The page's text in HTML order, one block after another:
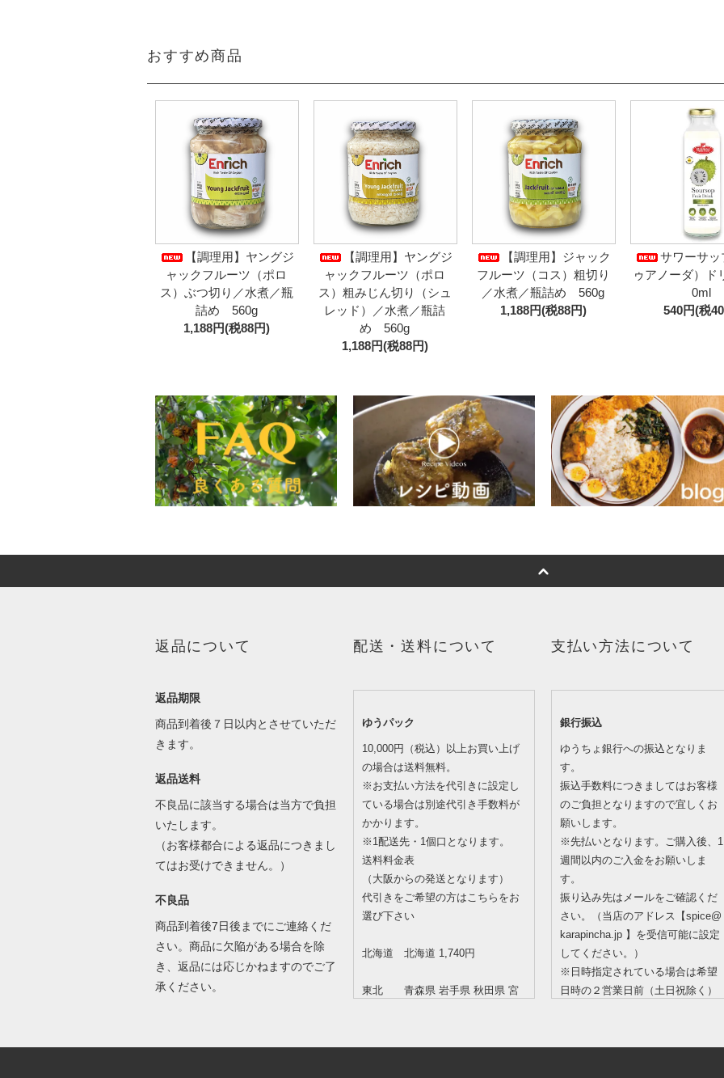
おすすめ商品
【調理用】ヤングジ
ャックフルーツ（ポロ
ス）ぶつ切り／水煮／瓶
詰め 560g
1,188円(税88円)
【調理用】ヤングジ
ャックフルーツ（ポロ
ス）粗みじん切り（シュ
レッド）／水煮／瓶詰
め 560g
1,188円(税88円)
【調理用】ジャック
フルーツ（コス）粗切り
／水煮／瓶詰め 560g
1,188円(税88円)
サワーサッ
ゥアノーダ）ド
0ml
540円(税
返品について
返品期限
商品到着後７日以内とさせていただ
きます。
返品送料
不良品に該当する場合は当方で負担
いたします。
（お客様都合による返品につきまし
てはお受けできません。）
不良品
商品到着後7日後までにご連絡くだ
さい。商品に欠陥がある場合を除
き、返品には応じかねますのでご了
承ください。
配送・送料について
ゆうパック
10,000円（税込）以上お買い上げ
の場合は送料無料。
※お支払い方法を代引きに設定し
ている場合は別途代引き手数料が
かかります。
※1配送先・1個口となります。
送料料金表
（大阪からの発送となります）
代引きをご希望の方はこちらをお
選び下さい
北海道 北海道 1,740円
東北 青森県 岩手県 秋田県 宮
関東 茨城県 栃木県 群馬県 埼
支払い方法について
銀行振込
ゆうちょ銀行への振込となりま
す。
振込手数料につきましてはお客様
のご負担となりますので宜しくお
願いします。
※先払いとなります。ご購入後、1
週間以内のご入金をお願いしま
す。
振り込み先はメールをご確認くだ
さい。（当店のアドレス【spice@
karapincha.jp 】を受信可能に設定
してください。）
※日時指定されている場合は希望
日時の２営業日前（土日祝除く）
ません。